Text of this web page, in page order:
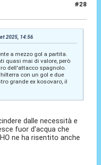
#28
2025, 14:56
a mezzo gol a partita.
quasi mai di valore, però
dell'attacco spagnolo.
con un gol e due
grande ex kosovaro, il
dalle necessità e
fuor d'acqua che
ne ha risentito anche